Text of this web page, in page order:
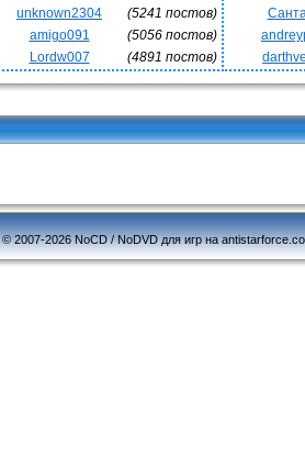
unknown2304
(5241 постов)
amigo091
(5056 постов)
Lordw007
(4891 постов)
© 2007-2026 NoCD / NoDVD для игр на